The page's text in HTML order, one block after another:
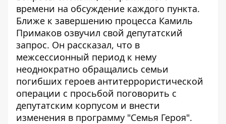
времени на обсуждение каждого пункта.
Ближе к завершению процесса Камиль
Примаков озвучил свой депутатский
запрос. Он рассказал, что в
межсессионный период к нему
неоднократно обращались семьи
погибших героев антитеррористической
операции с просьбой поговорить с
депутатским корпусом и внести
изменения в программу "Семья Героя".